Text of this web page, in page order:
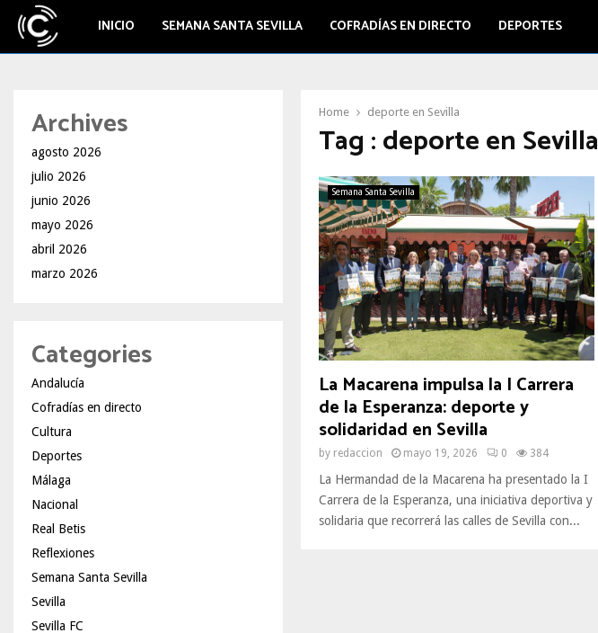
INICIO SEMANA SANTA SEVILLA COFRADÍAS EN DIRECTO DEPORTES
Home deporte en Sevilla
Tag : deporte en Sevilla
Semana Santa Sevilla
La Macarena impulsa la I Carrera
de la Esperanza: deporte y
solidaridad en Sevilla
by redaccion mayo 19, 2026 0 384
La Hermandad de la Macarena ha presentado la I
Carrera de la Esperanza, una iniciativa deportiva y
solidaria que recorrerá las calles de Sevilla con...
Archives
agosto 2026
julio 2026
junio 2026
mayo 2026
abril 2026
marzo 2026
Categories
Andalucía
Cofradías en directo
Cultura
Deportes
Málaga
Nacional
Real Betis
Reflexiones
Semana Santa Sevilla
Sevilla
Sevilla FC